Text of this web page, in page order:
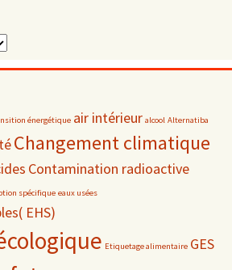
énergétique air intérieur alcool Alternatiba
Changement climatique
Contamination radioactive
spécifique eaux usées
EHS)
Etiquetage alimentaire GES